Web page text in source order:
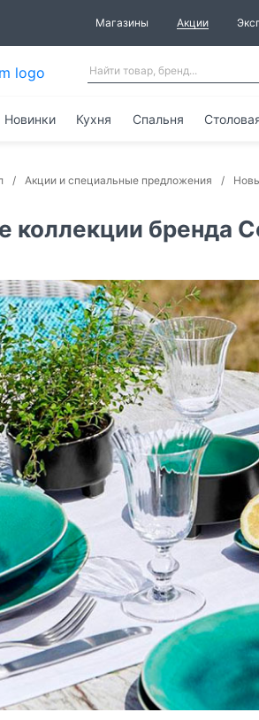
Магазины Акции
Новинки Кухня Спальня
Акции и специальные предложения
коллекции бренда